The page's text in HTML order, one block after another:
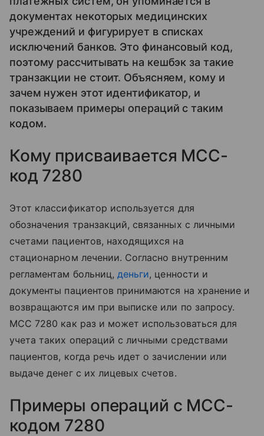
документах некоторых медицинских
учреждений и фигурирует в списках
исключений банков. Это финансовый код,
поэтому рассчитывать на кешбэк за такие
транзакции не стоит. Объясняем, кому и
зачем нужен этот идентификатор, и
показываем примеры операций с таким
кодом.
Кому присваивается MCC-
код 7280
Этот классификатор используется для
обозначения транзакций, связанных с личными
счетами пациентов, находящихся на
стационарном лечении. Согласно внутренним
регламентам больниц,деньги, ценности и
документы пациентов принимаются на хранение и
возвращаются им при выписке или по запросу.
MCC 7280 как раз и может использоваться для
учета таких операций с личными средствами
пациентов, когда речь идет о зачислении или
выдаче денег с их лицевых счетов.
Примеры операций с MCC-
кодом 7280